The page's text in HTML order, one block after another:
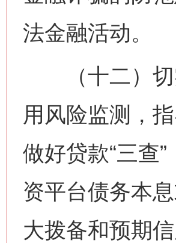
法金融活动。
（十二）切
用风险监测，
做好贷款“三查
资平台债务本
大拨备和预期